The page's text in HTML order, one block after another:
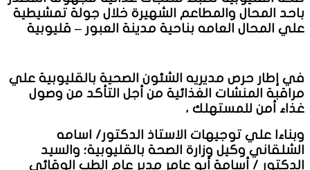
باحد المحال والمطاعم الشهيرة خلال جولة تمشيطية
علي المحال العامه بناحية مدينة العبور – قليوبية
في إطار حرص مديريه الشئون الصحية بالقليوبية علي
مراقبة المنشات الغذائية من أجل التأكد من وصول
غذاء أمن للمستهلك ،
وبناءا علي توجيهات الاستاذ الدكتور/ اسامه
الشلقاني وكيل وزارة الصحة بالقليوبية؛ والسيد
الدكتور / أسامة أبو عامر مدير عام الطب الوقائي